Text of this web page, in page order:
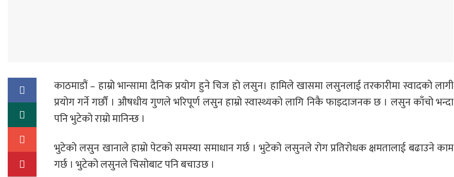
काठमाडौं – हाम्रो भान्सामा दैनिक प्रयोग हुने चिज हो लसुन। हामिले खासमा लसुनलाई तरकारीमा स्वादको लागी
प्रयोग गर्ने गर्छौं । औषधीय गुणले भरिपूर्ण लसुन हाम्रो स्वास्थ्यको लागि निकै फाइदाजनक छ । लसुन काँचो भन्दा
पनि भुटेको राम्रो मानिन्छ ।
भुटेको लसुन खानाले हाम्रो पेटको समस्या समाधान गर्छ । भुटेको लसुनले रोग प्रतिरोधक क्षमतालाई बढाउने काम
गर्छ । भुटेको लसुनले चिसोबाट पनि बचाउछ ।